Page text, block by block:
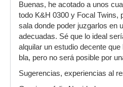
Buenas, he acotado a unos
todo K&H 0300 y Focal Twins,
sala donde poder juzgarlos en
adecuadas. Sé que lo ideal
alquilar un estudio decente
bla, pero no será posible por
Sugerencias, experiencias al